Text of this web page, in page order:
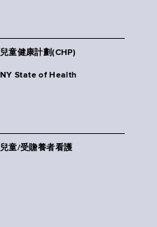
兒童健康計劃(CHP)
NY State of Health
兒童/受贍養者看護